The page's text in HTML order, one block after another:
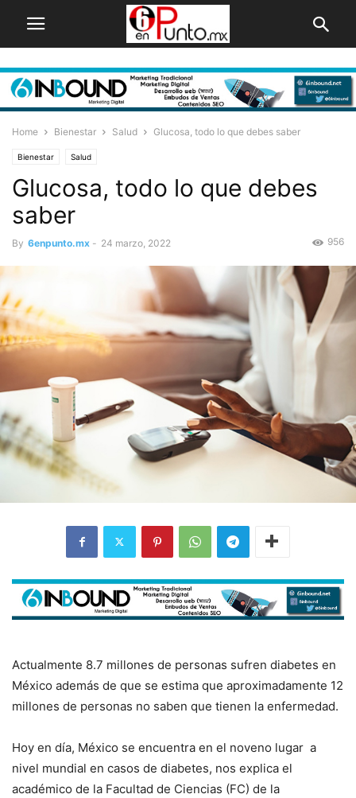
Home Bienestar Salud Glucosa, todo lo que debes saber
Bienestar Salud
Glucosa, todo lo que debes
saber
By 6enpunto.mx - 24 marzo, 2022 956
Actualmente 8.7 millones de personas sufren diabetes en
México además de que se estima que aproximadamente 12
millones de personas no saben que tienen la enfermedad.
Hoy en día, México se encuentra en el noveno lugar a
nivel mundial en casos de diabetes, nos explica el
académico de la Facultad de Ciencias (FC) de la